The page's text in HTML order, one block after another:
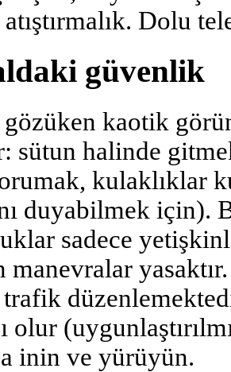
Dolu
güvenlik
gözüken kaotik
sütun halinde
kulaklıklar
duyabilmek için).
sadece
manevralar
olur
inin ve yürüyün.